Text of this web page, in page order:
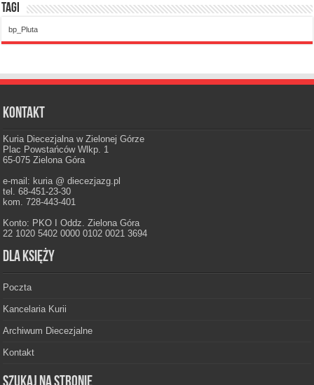
Tagi
bp_Pluta
Kontakt
Kuria Diecezjalna w Zielonej Górze
Plac Powstańców Wlkp. 1
65-075 Zielona Góra
e-mail: kuria @ diecezjazg.pl
tel. 68-451-23-30
kom. 728-443-401
Konto: PKO I Oddz. Zielona Góra
22 1020 5402 0000 0102 0021 3694
Dla księży
Poczta
Kancelaria Kurii
Archiwum Diecezjalne
Kontakt